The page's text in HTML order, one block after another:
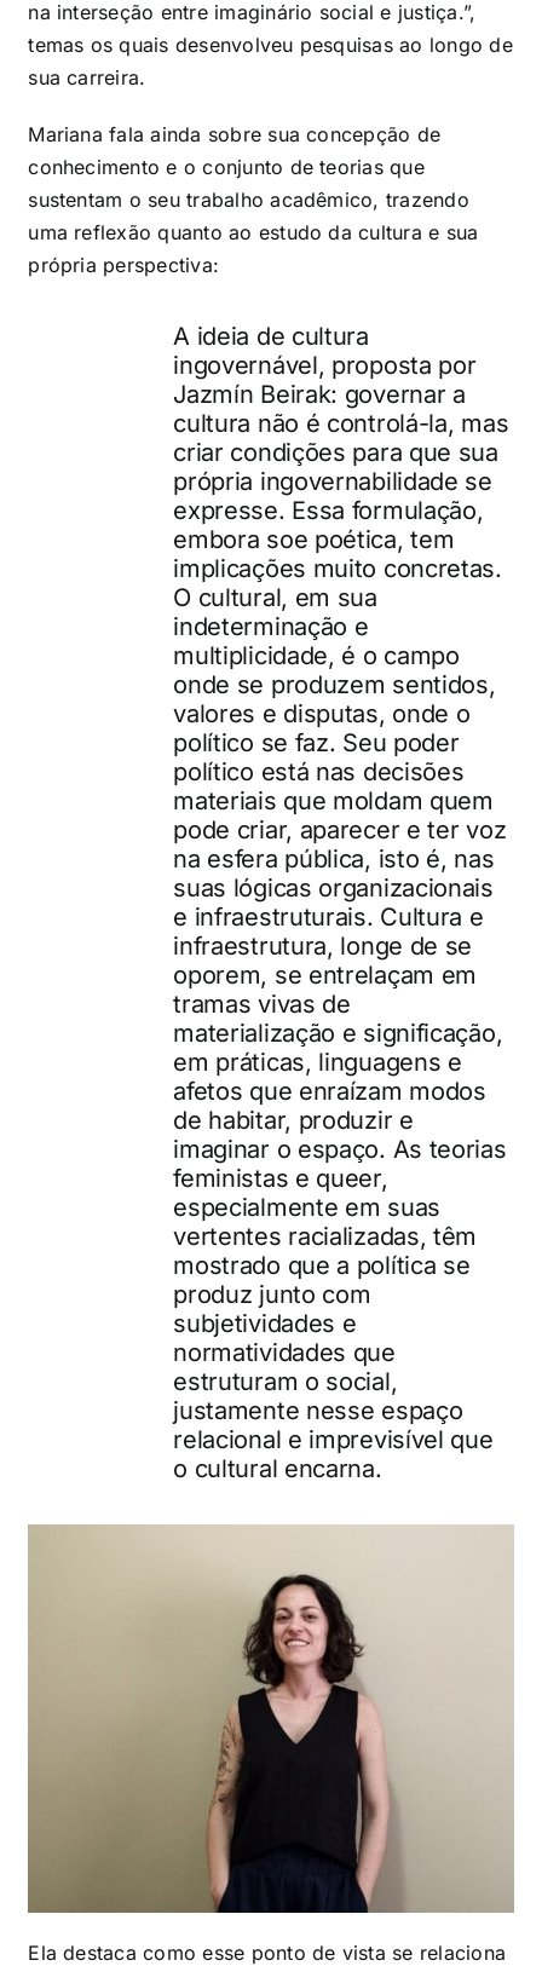
na interseção entre imaginário social e justiça.”,
temas os quais desenvolveu pesquisas ao longo de
sua carreira.
Mariana fala ainda sobre sua concepção de
conhecimento e o conjunto de teorias que
sustentam o seu trabalho acadêmico, trazendo
uma reflexão quanto ao estudo da cultura e sua
própria perspectiva:
A ideia de cultura
ingovernável, proposta por
Jazmín Beirak: governar a
cultura não é controlá-la, mas
criar condições para que sua
própria ingovernabilidade se
expresse. Essa formulação,
embora soe poética, tem
implicações muito concretas.
O cultural, em sua
indeterminação e
multiplicidade, é o campo
onde se produzem sentidos,
valores e disputas, onde o
político se faz. Seu poder
político está nas decisões
materiais que moldam quem
pode criar, aparecer e ter voz
na esfera pública, isto é, nas
suas lógicas organizacionais
e infraestruturais. Cultura e
infraestrutura, longe de se
oporem, se entrelaçam em
tramas vivas de
materialização e significação,
em práticas, linguagens e
afetos que enraízam modos
de habitar, produzir e
imaginar o espaço. As teorias
feministas e queer,
especialmente em suas
vertentes racializadas, têm
mostrado que a política se
produz junto com
subjetividades e
normatividades que
estruturam o social,
justamente nesse espaço
relacional e imprevisível que
o cultural encarna.
Ela destaca como esse ponto de vista se relaciona